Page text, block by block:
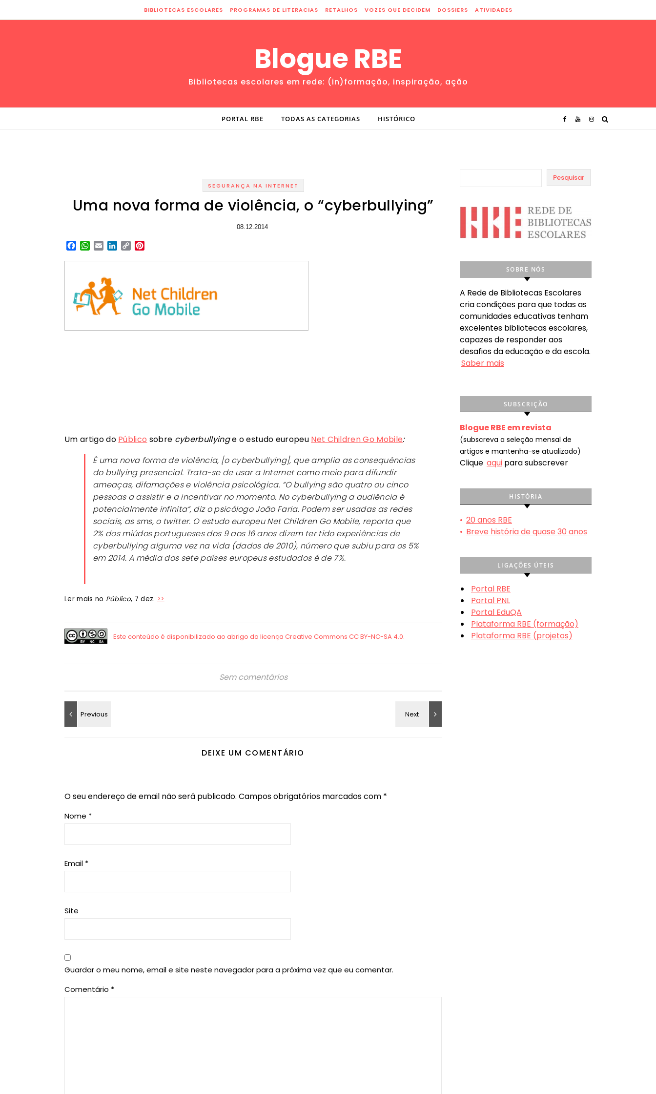
BIBLIOTECAS ESCOLARES PROGRAMAS DE LITERACIAS RETALHOS VOZES QUE DECIDEM DOSSIERS ATIVIDADES
Blogue RBE
Bibliotecas escolares em rede: (in)formação, inspiração, ação
PORTAL RBE TODAS AS CATEGORIAS HISTÓRICO
SEGURANÇA NA INTERNET
Uma nova forma de violência, o “cyberbullying”
08.12.2014
Facebook
WhatsApp
EmailLinkedIn
Copy
Um artigo do Público sobre cyberbullyinge o estudo europeu Net Children Go Mobile:
É uma nova forma de violência, [o cyberbullying], que amplia as consequências
do bullying presencial. Trata-se de usar a Internet como meio para difundir
ameaças, difamações e violência psicológica. “O bullying são quatro ou cinco
pessoas a assistir e a incentivar no momento. No cyberbullying a audiência é
potencialmente infinita”, diz o psicólogo João Faria. Podem ser usadas as redes
sociais, as sms, o twitter. O estudo europeu Net Children Go Mobile, reporta que
2% dos miúdos portugueses dos 9 aos 16 anos dizem ter tido experiências de
cyberbullying alguma vez na vida (dados de 2010), número que subiu para os 5%
em 2014. A média dos sete países europeus estudados é de 7%.
Ler mais no Público, 7 dez. >>
Sem comentários
DEIXE UM COMENTÁRIO
O seu endereço de email não será publicado. Campos obrigatórios marcados com *
Nome *
Email *
Site
Guardar o meu nome, email e site neste navegador para a próxima vez que eu comentar.
Comentário *
Pesquisar
SOBRE NÓS
A Rede de Bibliotecas Escolares
cria condições para que todas as
comunidades educativas tenham
excelentes bibliotecas escolares,
capazes de responder aos
desafios da educação e da escola.
Saber mais
SUBSCRIÇÃO
Blogue RBE em revista
(subscreva a seleção mensal de
artigos e mantenha-se atualizado)
Clique aqui para subscrever
HISTÓRIA
• 20 anos RBE
• Breve história de quase 30 anos
LIGAÇÕES ÚTEIS
Portal RBE
Portal PNL
Portal EduQA
Plataforma RBE (formação)
Plataforma RBE (projetos)